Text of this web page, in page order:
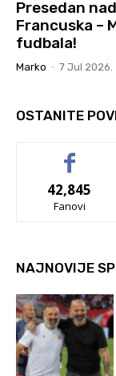
Presedan
Francuska –
fudbala!
Marko - 7 Jul 2026.
OSTANITE
42,845
Fanovi
NAJNOVIJE